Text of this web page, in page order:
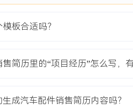
项目
配件缺货导致的客户车辆维修周期过长
货配件品类，定位信息孤岛和调拨流程冗
区域配件库存共享与紧急调拨线上流程，
板合适吗？
简历里的“项目经历”怎么写，
成汽车配件销售简历内容吗？